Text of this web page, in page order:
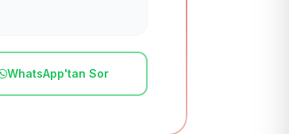
WhatsApp'tan Sor